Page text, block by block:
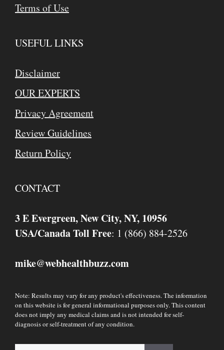
Terms of Use
USEFUL LINKS
Disclaimer
OUR EXPERTS
Privacy Agreement
Review Guidelines
Return Policy
CONTACT
3 E Evergreen, New City, NY, 10956
USA/Canada Toll Free: 1 (866) 884-2526
mike@webhealthbuzz.com
Note: Results may vary for any product's effectiveness. The information
on this website is for general informational purposes only. This content
does not imply any medical claims and is not intended for self-
diagnosis or self-treatment of any condition.